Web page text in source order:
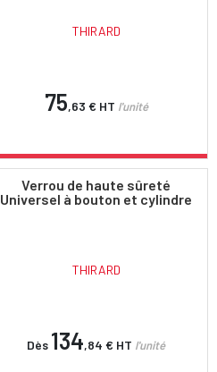
THIRARD
75,63 € HT l'unité
Verrou de haute sûreté
Universel à bouton et cylindre
THIRARD
Dès 134,84 € HT l'unité